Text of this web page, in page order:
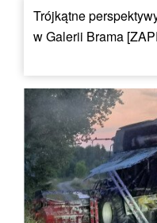
Trójkątne
w Galerii Brama